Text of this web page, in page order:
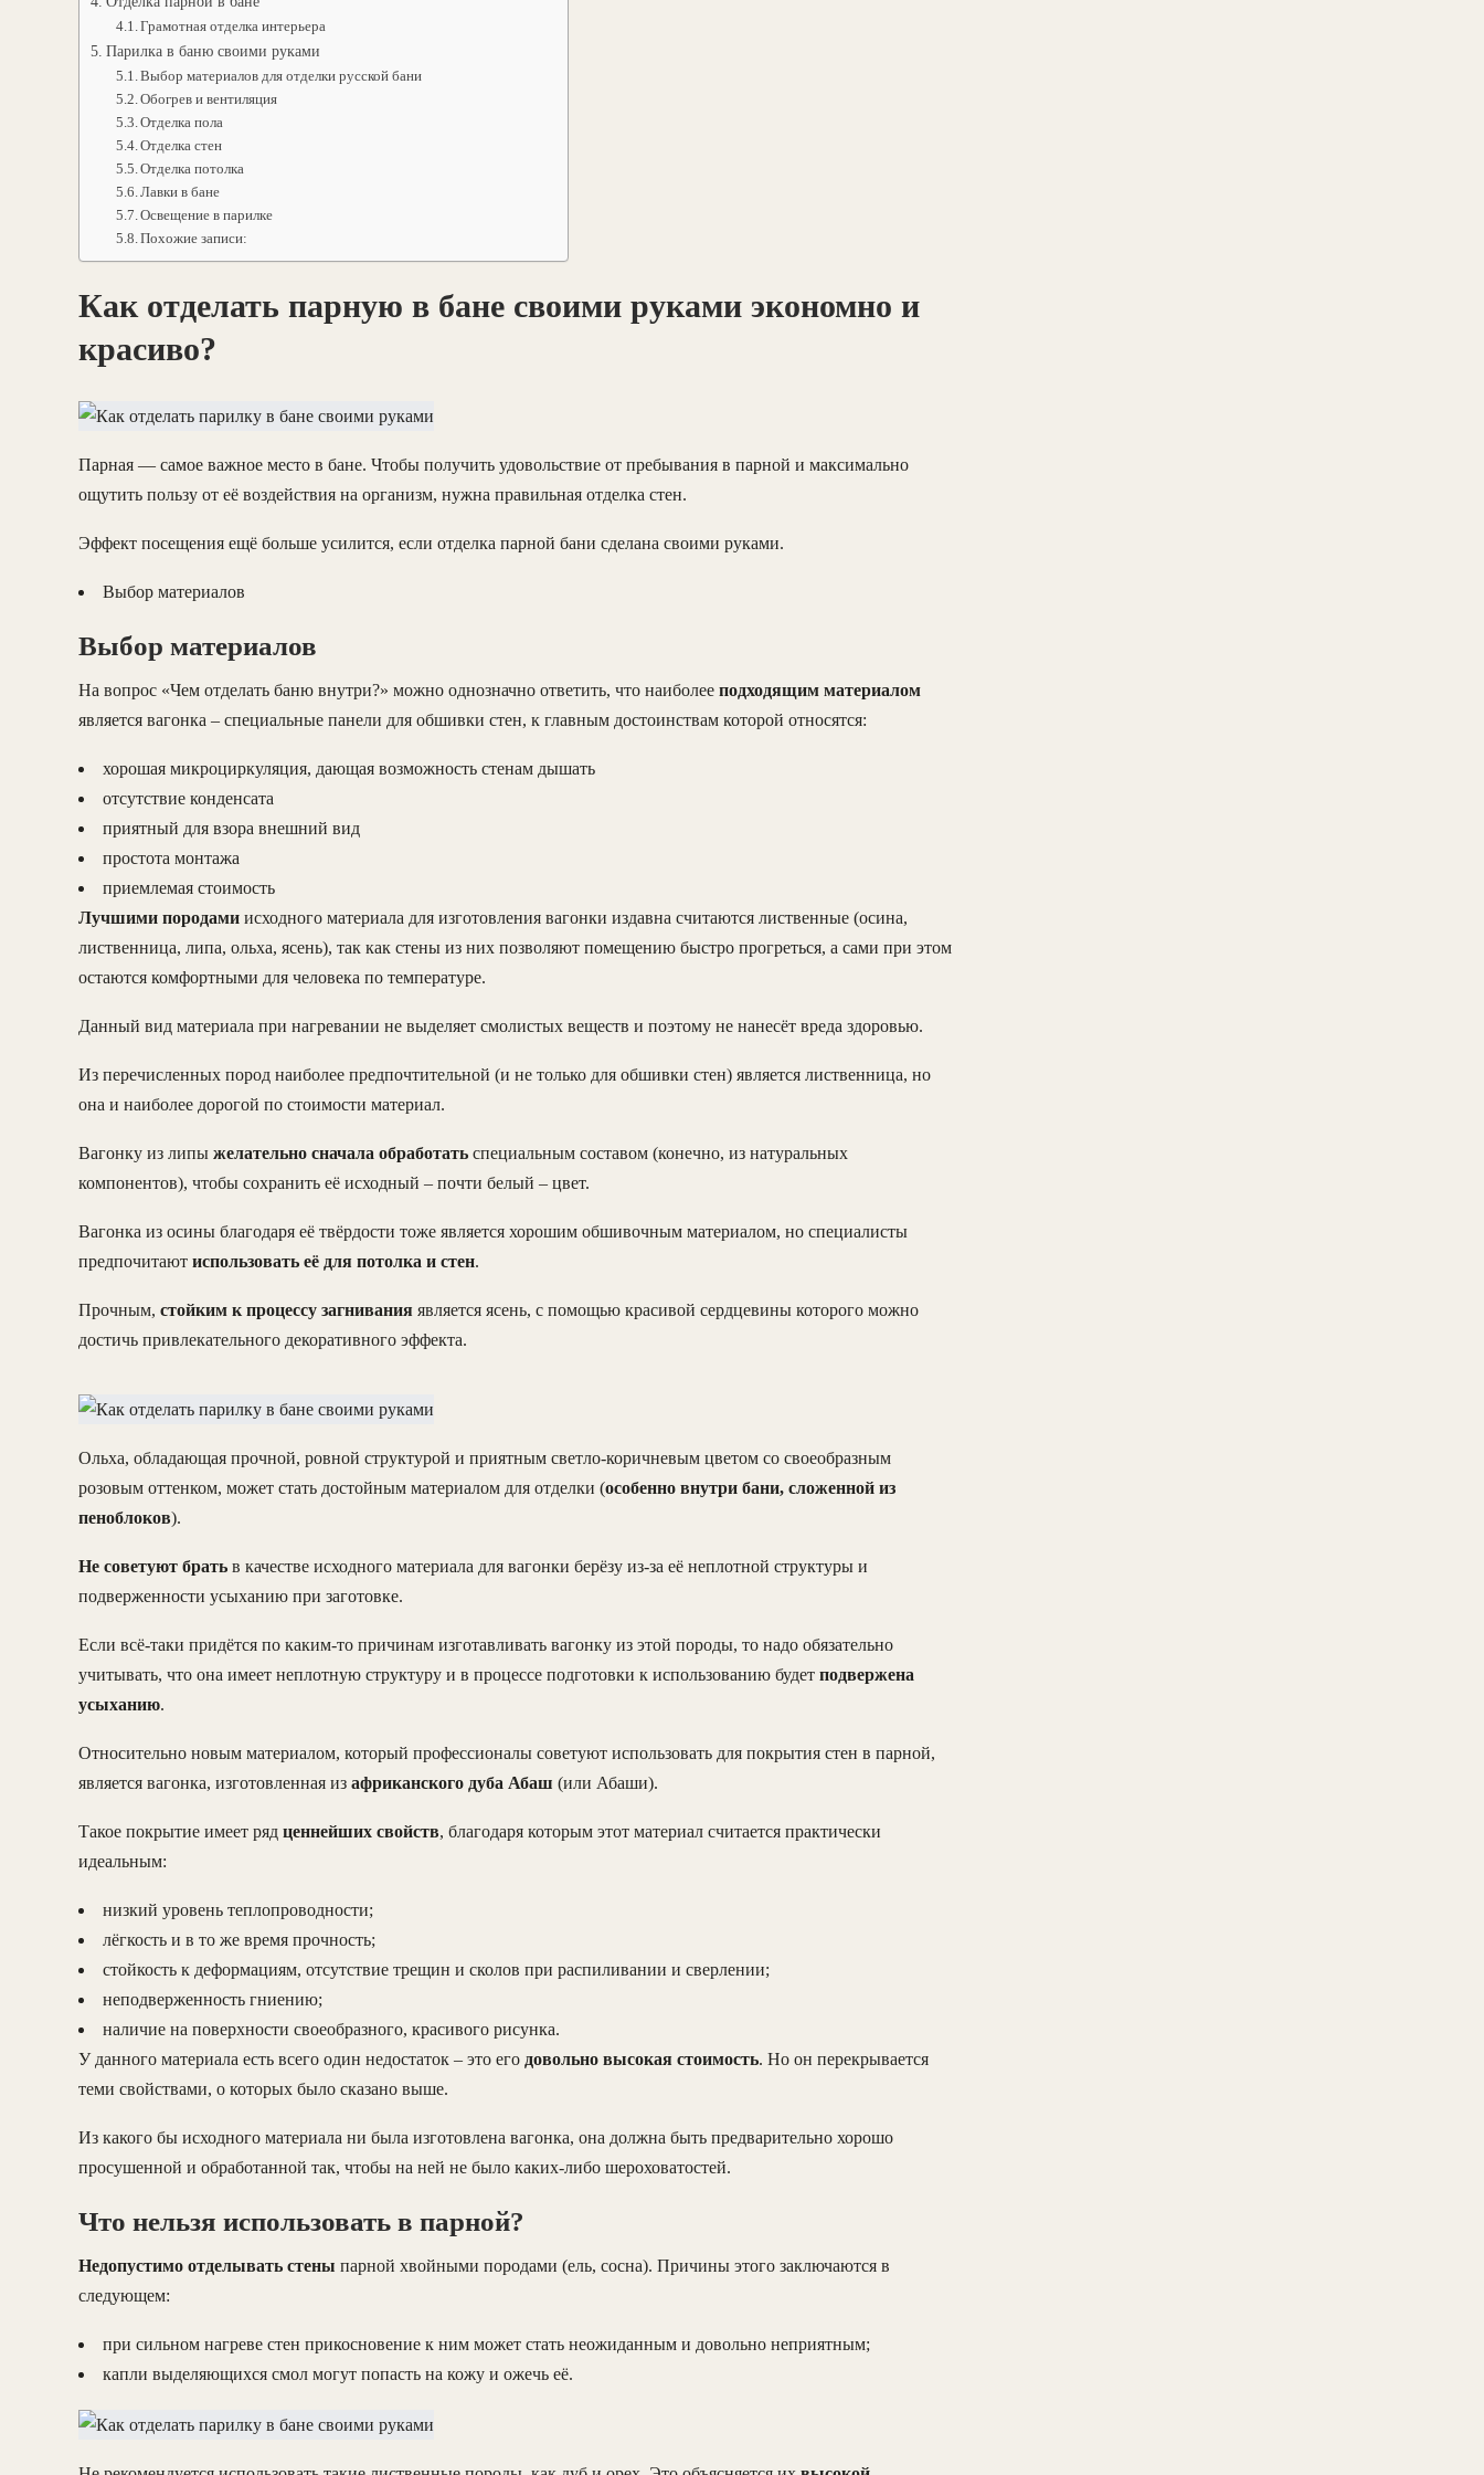
Грамотная отделка интерьера
Парилка в баню своими руками
Выбор материалов для отделки русской бани
Обогрев и вентиляция
Отделка пола
Отделка стен
Отделка потолка
Лавки в бане
Освещение в парилке
Похожие записи:
Как отделать парную в бане своими руками экономно и
красиво?
Парная — самое важное место в бане. Чтобы получить удовольствие от пребывания в парной и максимально
ощутить пользу от её воздействия на организм, нужна правильная отделка стен.
Эффект посещения ещё больше усилится, если отделка парной бани сделана своими руками.
Выбор материалов
Выбор материалов
На вопрос «Чем отделать баню внутри?» можно однозначно ответить, что наиболее подходящим материалом
является вагонка – специальные панели для обшивки стен, к главным достоинствам которой относятся:
хорошая микроциркуляция, дающая возможность стенам дышать
отсутствие конденсата
приятный для взора внешний вид
простота монтажа
приемлемая стоимость
Лучшими породами исходного материала для изготовления вагонки издавна считаются лиственные (осина,
лиственница, липа, ольха, ясень), так как стены из них позволяют помещению быстро прогреться, а сами при этом
остаются комфортными для человека по температуре.
Данный вид материала при нагревании не выделяет смолистых веществ и поэтому не нанесёт вреда здоровью.
Из перечисленных пород наиболее предпочтительной (и не только для обшивки стен) является лиственница, но
она и наиболее дорогой по стоимости материал.
Вагонку из липы желательно сначала обработать специальным составом (конечно, из натуральных
компонентов), чтобы сохранить её исходный – почти белый – цвет.
Вагонка из осины благодаря её твёрдости тоже является хорошим обшивочным материалом, но специалисты
предпочитают использовать её для потолка и стен.
Прочным, стойким к процессу загнивания является ясень, с помощью красивой сердцевины которого можно
достичь привлекательного декоративного эффекта.
Ольха, обладающая прочной, ровной структурой и приятным светло-коричневым цветом со своеобразным
розовым оттенком, может стать достойным материалом для отделки (особенно внутри бани, сложенной из
пеноблоков).
Не советуют брать в качестве исходного материала для вагонки берёзу из-за её неплотной структуры и
подверженности усыханию при заготовке.
Если всё-таки придётся по каким-то причинам изготавливать вагонку из этой породы, то надо обязательно
учитывать, что она имеет неплотную структуру и в процессе подготовки к использованию будет подвержена
усыханию.
Относительно новым материалом, который профессионалы советуют использовать для покрытия стен в парной,
является вагонка, изготовленная из африканского дуба Абаш (или Абаши).
Такое покрытие имеет ряд ценнейших свойств, благодаря которым этот материал считается практически
идеальным:
низкий уровень теплопроводности;
лёгкость и в то же время прочность;
стойкость к деформациям, отсутствие трещин и сколов при распиливании и сверлении;
неподверженность гниению;
наличие на поверхности своеобразного, красивого рисунка.
У данного материала есть всего один недостаток – это его довольно высокая стоимость. Но он перекрывается
теми свойствами, о которых было сказано выше.
Из какого бы исходного материала ни была изготовлена вагонка, она должна быть предварительно хорошо
просушенной и обработанной так, чтобы на ней не было каких-либо шероховатостей.
Что нельзя использовать в парной?
Недопустимо отделывать стены парной хвойными породами (ель, сосна). Причины этого заключаются в
следующем:
при сильном нагреве стен прикосновение к ним может стать неожиданным и довольно неприятным;
капли выделяющихся смол могут попасть на кожу и ожечь её.